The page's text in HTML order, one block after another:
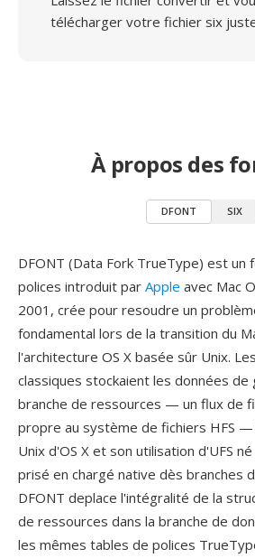
télécharger votre fichier six
À propos des
DFONT SIX
DFONT (Data Fork TrueType) est un
polices introduit par Apple avec Mac
2001, crée pour resoudre un
fondamental lors de la transition du
l'architecture OS X basée sûr Unix.
classiques stockaient les données de
branche de ressources — un flux de
propre au système de fichiers HFS
Unix d'OS X et son utilisation d'UFS
prisé en chargé native dès branches
DFONT deplace l'intégralité de la
de ressources dans la branche de
les mêmes tables de polices